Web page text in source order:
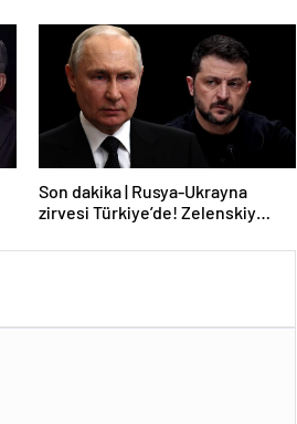
Son dakika | Rusya-Ukrayna
zirvesi Türkiye’de! Zelenskiy
Gözler perşembe gününe çevrildi